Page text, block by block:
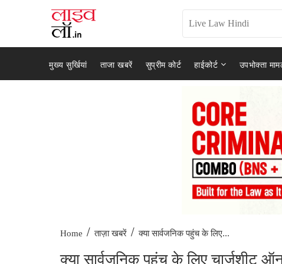
मुख्य सुर्खियां ताजा खबरें सुप्रीम कोर्ट हाईकोर्ट उपभोक्ता
Home / ताज़ा खबरें / क्या सार्वजनिक पहुंच के लिए...
क्या सार्वजनिक पहुंच के लिए चार्जशीट